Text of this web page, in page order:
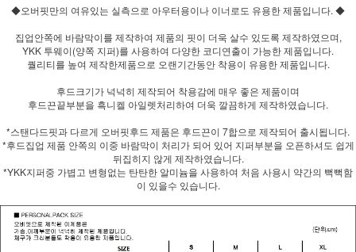
◆오버핏만의 여유있는 실측으로 아우터용이나 이너로도 유용한 제품입니다. ◆
집업안쪽에 바람막이를 제작하여 제품의 핏이 더욱 살수 있도록 제작하였으며,
YKK 투웨이(양쪽 지퍼)를 사용하여 다양한 코디연출이 가능한 제품입니다.
퀄리티를 높여 제작한제품으로 오랜기간동안 착용이 유용한 제품입니다.
후드크기가 넉넉히 제작되어 착용감에 매우 좋은 제품이며
후드끈끝부분을 흑니켈 아일렛처리하여 더욱 깔끔하게 제작하였습니다.
*스탠다드핏과 다르게 오버핏후드 제품은 후드끈이 7합으로 제작되어 출시됩니다.
*후드집업 제품 안쪽의 이중 바람막이 처리가 되어 있어 지퍼부분을 오픈하셔도 쉽게
뒤집히지 않게 제작하였습니다.
*YKK지퍼중 가볍고 변형없는 탄탄한 알미늄을 사용하여 처음 사용시 약간의 뻑뻑함
이 있을수 있습니다.